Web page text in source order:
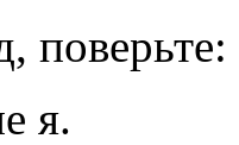
поверьте:
я.